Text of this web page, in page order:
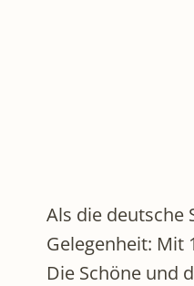
Als die deutsche
Gelegenheit: Mit
Die Schöne und